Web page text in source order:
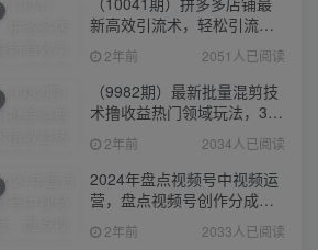
新高效引流术，轻松引流
400+创业粉，精准日变现五
位数！
2年前 2051人已阅读
（9982期）最新批量混剪技
术撸收益热门领域玩法，3分
钟一条原创视频，轻松日入
1000＋
2年前 2034人已阅读
2024年盘点视频号中视频运
营，盘点视频号创作分成计
划，快速过原创日入300+
2年前 2033人已阅读